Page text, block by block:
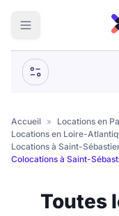
Votre
Que recherchez-
Colocation
recherche
Accueil » Locations en
Locations en Loire-
Locations à Saint-
Colocations à Saint-
Toutes